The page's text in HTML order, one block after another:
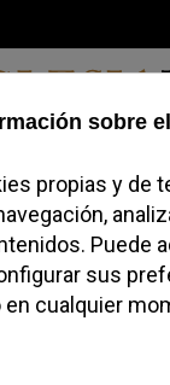
Viernes, 07 de
Blogs Temas
los